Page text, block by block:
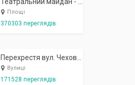
Площі
370303 переглядів
Вулиці
171528 переглядів